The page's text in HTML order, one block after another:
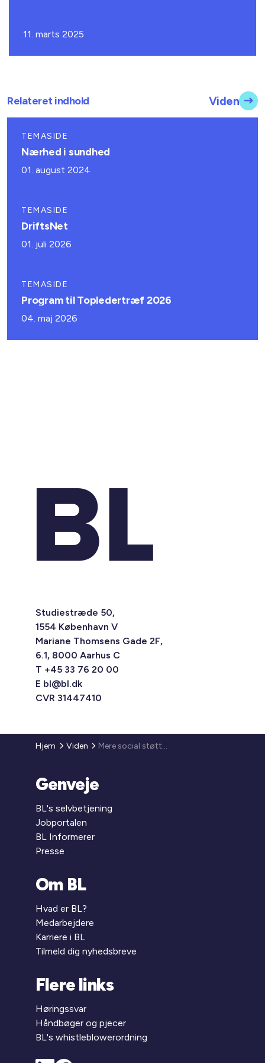
11. marts 2025
Relateret indhold Viden
TEMASIDE
Nærhed i sundhed
01. august 2024
TEMASIDE
DriftsNet
01. juli 2026
TEMASIDE
Program til Topledertræf 2026
04. maj 2026
Studiestræde 50,
1554 København V
Mariane Thomsens Gade 2F,
6.1, 8000 Aarhus C
T +45 33 76 20 00
E bl@bl.dk
CVR 31447410
Hjem Viden Mere social støtte til beboere med psykiske lidelser
Genveje
BL's selvbetjening
Jobportalen
BL Informerer
Presse
Om BL
Hvad er BL?
Medarbejdere
Karriere i BL
Tilmeld dig nyhedsbreve
Flere links
Høringssvar
Håndbøger og pjecer
BL's whistleblowerordning